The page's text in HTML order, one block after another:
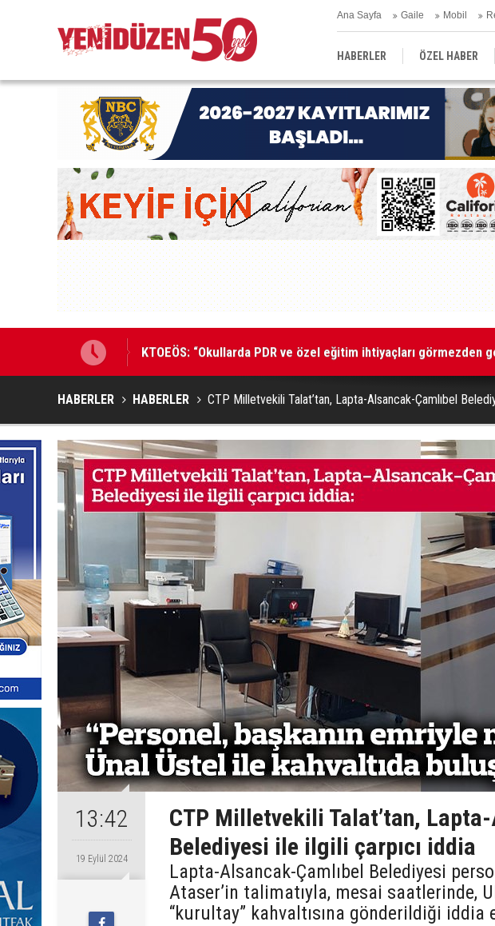
Ana Sayfa Gaile Mobil
HABERLER ÖZEL HABER
EĞİTİM YEREL
KTOEÖS: “Okullarda PDR ve özel eğitim ihtiyaçları görmezden
HABERLER HABERLER CTP Milletvekili Talat’tan, Lapta-Alsancak-Çamlıbel
13:42
19 Eylül 2024
CTP Milletvekili Talat’tan,
Belediyesi ile ilgili çarpıcı iddia
Lapta-Alsancak-Çamlıbel Belediyesi
Ataser’in talimatıyla, mesai saatlerinde,
“kurultay” kahvaltısına gönderildiği iddia